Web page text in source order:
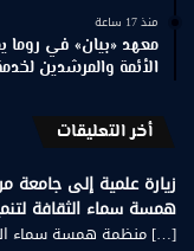
منذ 17 ساعة
معهد «بيان» في روما
الأئمة والمرشدين
أخر التعليقات
همسة سماء الثقافة
[…] منظمة همسة سماء